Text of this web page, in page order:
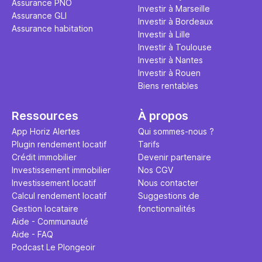
Assurance PNO
Assurance GLI
Assurance habitation
Investir à Marseille
Investir à Bordeaux
Investir à Lille
Investir à Toulouse
Investir à Nantes
Investir à Rouen
Biens rentables
Ressources
App Horiz Alertes
Plugin rendement locatif
Crédit immobilier
Investissement immobilier
Investissement locatif
Calcul rendement locatif
Gestion locataire
Aide - Communauté
Aide - FAQ
Podcast Le Plongeoir
À propos
Qui sommes-nous ?
Tarifs
Devenir partenaire
Nos CGV
Nous contacter
Suggestions de
fonctionnalités